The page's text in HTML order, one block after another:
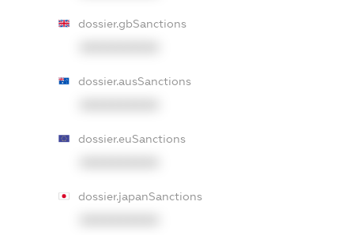
dossier.gbSanctions
dossier.ausSanctions
dossier.euSanctions
dossier.japanSanctions